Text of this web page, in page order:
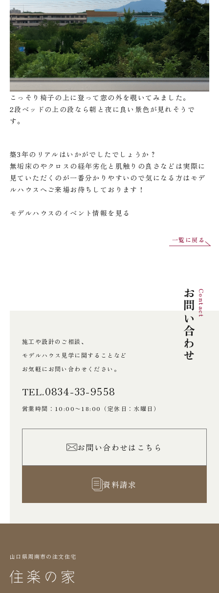
こっそり椅子の上に登って窓の外を覗いてみました。
2段ベッドの上の段なら朝と夜に良い景色が見れそうで
す。
築3年のリアルはいかがでしたでしょうか？
無垢床のやクロスの経年劣化と肌触りの良さなどは実際に
見ていただくのが一番分かりやすいので気になる方はモデ
ルハウスへご来場お待ちしております！
モデルハウスのイベント情報を見る
一覧に戻る
お問い合わせContact
施工や設計のご相談、
モデルハウス見学に関することなど
お気軽にお問い合わせください。
TEL.0834-33-9558
営業時間：10:00〜18:00 （定休日：水曜日）
お問い合わせはこちら
資料請求
山口県周南市の注文住宅